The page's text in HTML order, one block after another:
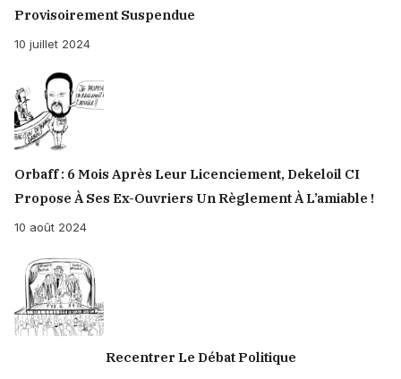
Provisoirement Suspendue
10 juillet 2024
Orbaff : 6 Mois Après Leur Licenciement, Dekeloil CI
Propose À Ses Ex-Ouvriers Un Règlement À L’amiable !
10 août 2024
Recentrer Le Débat Politique